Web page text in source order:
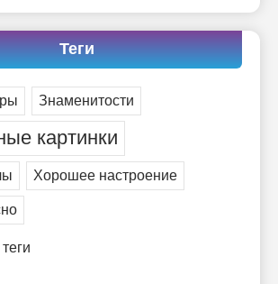
его дал.
Теги
Знаменитости
картинки
Хорошее настроение